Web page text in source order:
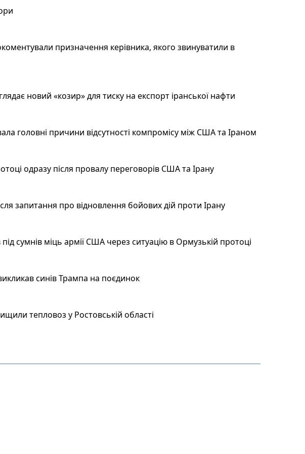
призначення керівника, якого звинуватили в
новий «козир» для тиску на експорт іранської нафти
головні причини відсутності компромісу між США та Іраном
одразу після провалу переговорів США та Ірану
запитання про відновлення бойових дій проти Ірану
сумнів міць армії США через ситуацію в Ормузькій протоці
синів Трампа на поєдинок
тепловоз у Ростовській області